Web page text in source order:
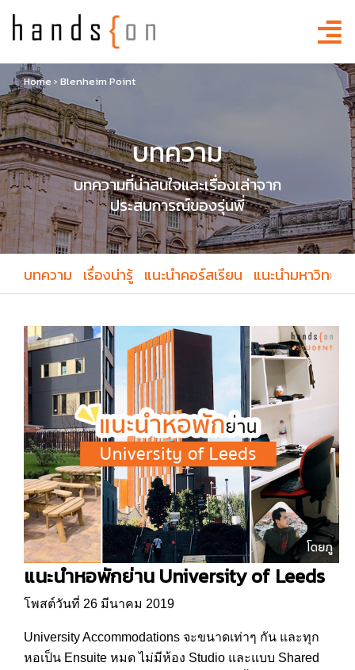
Home › Blenheim Point
บทความ
บทความที่น่าสนใจและเรื่องเล่าจาก
ประสบการณ์ของรุ่นพี่
บทความ เรื่องน่ารู้ แนะนำคอร์สเรียน แนะนำมหาวิทยา
แนะนำหอพักย่าน University of Leeds
โพสต์วันที่ 26 มีนาคม 2019
University Accommodations จะขนาดเท่าๆ กัน และทุก
หอเป็น Ensuite หมด ไม่มีห้อง Studio และแบบ Shared